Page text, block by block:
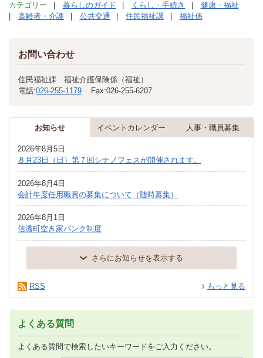
カテゴリー 暮らしのガイド くらし・手続き
健康・福祉
高齢者・介護
公共交通 住民福祉課 福祉係
お問い合わせ
住民福祉課 福祉介護保険係（福祉）
電話:026-255-1179 Fax:026-255-6207
お知らせ イベントカレンダー 人事・職員募集
2026年8月5日
８月23日（日）第７回シナノフェスが開催されます。
2026年8月4日
会計年度任用職員の募集について（随時募集）
2026年8月1日
信濃町空き家バンク制度
さらにお知らせを表示する
もっと見る
RSS
よくある質問
よくある質問で検索したいキーワードをご入力ください。